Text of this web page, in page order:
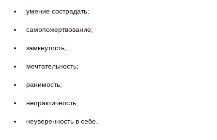
умение сострадать;
самопожертвование;
замкнутость;
мечтательность;
ранимость;
непрактичность;
неуверенность в себе.